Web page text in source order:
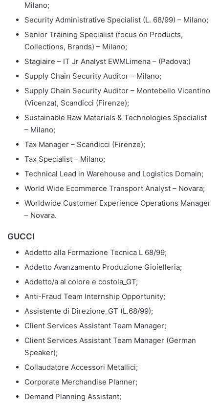
Milano;
Security Administrative Specialist (L. 68/99) – Milano;
Senior Training Specialist (focus on Products,
Collections, Brands) – Milano;
Stagiaire – IT Jr Analyst EWMLimena – (Padova;)
Supply Chain Security Auditor – Milano;
Supply Chain Security Auditor – Montebello Vicentino
(Vicenza), Scandicci (Firenze);
Sustainable Raw Materials & Technologies Specialist
– Milano;
Tax Manager – Scandicci (Firenze);
Tax Specialist – Milano;
Technical Lead in Warehouse and Logistics Domain;
World Wide Ecommerce Transport Analyst – Novara;
Worldwide Customer Experience Operations Manager
– Novara.
GUCCI
Addetto alla Formazione Tecnica L 68/99;
Addetto Avanzamento Produzione Gioielleria;
Addetto/a al colore e costola_GT;
Anti-Fraud Team Internship Opportunity;
Assistente di Direzione_GT (L.68/99);
Client Services Assistant Team Manager;
Client Services Assistant Team Manager (German
Speaker);
Collaudatore Accessori Metallici;
Corporate Merchandise Planner;
Demand Planning Assistant;